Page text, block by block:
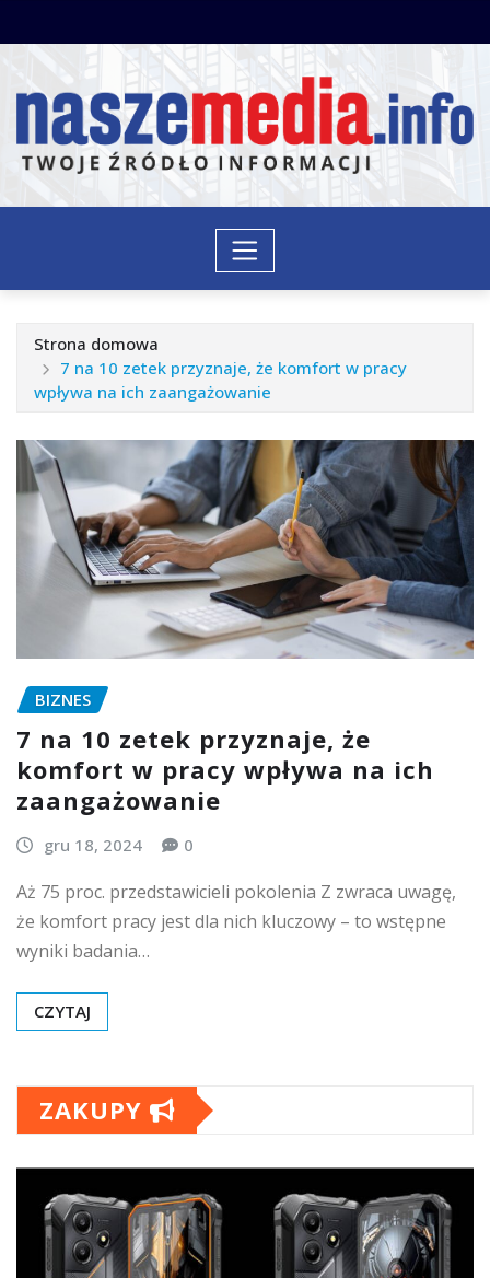
do
Strona domowa
7 na 10 zetek przyznaje, że komfort w pracy
wpływa na ich zaangażowanie
BIZNES
7 na 10 zetek przyznaje, że
komfort w pracy wpływa na ich
zaangażowanie
gru 18, 2024 0
Aż 75 proc. przedstawicieli pokolenia Z zwraca uwagę,
że komfort pracy jest dla nich kluczowy – to wstępne
wyniki badania…
CZYTAJ
ZAKUPY